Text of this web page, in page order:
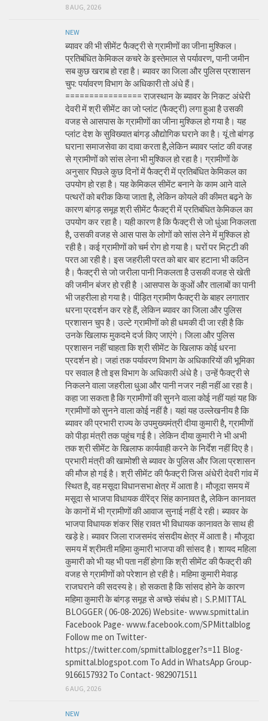
8 AUG, 2026
NEW
ब्यावर की भी सीमेंट फैक्ट्री से ग्रामीणों का जीना मुश्किल।
प्रतिबंधित केमिकल कचरे के इस्तेमाल से पर्यावरण, पानी जमीन
सब कुछ खराब हो रहा है। ब्यावर का जिला और पुलिस प्रशासन
चुप: पर्यावरण विभाग के अधिकारी तो अंधे हैं।
================ राजस्थान के ब्यावर के निकट अंधेरी
देवरी में श्री सीमेंट का जो प्लांट (फैक्ट्री) लगा हुआ है उसकी
वजह से आसपास के ग्रामीणों का जीना मुश्किल हो गया है। यह
प्लांट देश के सुविख्यात बांगड़ औद्योगिक घराने का है। यूं तो बांगड़
घराना समाजसेवा का दावा करता है,लेकिन ब्यावर प्लांट की वजह
से ग्रामीणों को सांस लेना भी मुश्किल हो रहा है। ग्रामीणों के
अनुसार पिछले कुछ दिनों में फैक्ट्री में प्रतिबंधित केमिकल का
उपयोग हो रहा है। यह केमिकल सीमेंट बनाने के काम आने वाले
पत्थरों को बरीक किया जाता है, लेकिन कोयले की कीमत बढ़ने के
कारण बांगड़ समूह श्री सीमेंट फैक्ट्री में प्रतिबंधित केमिकल का
उपयोग कर रहा है। यही कारण है कि फैक्ट्री से जो धुंआ निकलता
है, उसकी वजह से आस पास के लोगों को सांस लेने में मुश्किल हो
रही है। कई ग्रामीणों को चर्म रोग हो गया है। घरों पर मिट्टी की
परत आ रही है। इस जहरीली परत को बार बार हटाना भी कठिन
है। फैक्ट्री से जो जरीला पानी निकलता है उसकी वजह से खेती
की जमीन बंजर हो रही है ।आसपास के कुओं और तालाबों का पानी
भी जहरीला हो गया है। पीड़ित ग्रामीण फैक्ट्री के बाहर लगातार
धरना प्रदर्शन कर रहे हैं, लेकिन ब्यावर का जिला और पुलिस
प्रशासन चुप है। उल्टे ग्रामीणों को ही धमकी दी जा रही है कि
उनके खिलाफ मुकदमे दर्ज किए जाएंगे। जिला और पुलिस
प्रशासन नहीं चाहता कि श्री सीमेंट के खिलाफ कोई धरना
प्रदर्शन हो। जहां तक पर्यावरण विभाग के अधिकारियों की भूमिका
पर सवाल है तो इस विभाग के अधिकारी अंधे है। उन्हें फैक्ट्री से
निकलने वाला जहरीला धुआ और पानी नजर नही नहीं आ रहा है।
कहा जा सकता है कि ग्रामीणों की सुनने वाला कोई नहीं यहां यह कि
ग्रामीणों को सुनने वाला कोई नहीं है। यहां यह उल्लेखनीय है कि
ब्यावर की प्रभारी राज्य के उपमुख्यमंत्री दीया कुमारी है, ग्रामीणों
को पीड़ा मंत्री तक पहुंच गई है। लेकिन दीया कुमारी ने भी अभी
तक श्री सीमेंट के खिलाफ कार्यवाही करने के निर्देश नहीं दिए है।
प्रभारी मंत्री की खामोशी से ब्यावर के पुलिस और जिला प्रशासन
की मौज हो गई है। श्री सीमेंट की फैक्ट्री जिस अंधेरी देवरी गांव में
स्थित है, वह मसूदा विधानसभा क्षेत्र में आता है। मौजूदा समय में
मसूदा से भाजपा विधायक वीरेंद्र सिंह कानावत है, लेकिन कानावत
के कानों में भी ग्रामीणों की आवाज सुनाई नहीं दे रही। ब्यावर के
भाजपा विधायक शंकर सिंह रावत भी विधायक कानावत के साथ ही
खड़े हे। ब्यावर जिला राजसमंद संसदीय क्षेत्र में आता है। मौजूदा
समय में श्रीमती महिमा कुमारी भाजपा की सांसद है। शायद महिला
कुमारी को भी यह भी पता नहीं होगा कि श्री सीमेंट की फैक्ट्री की
वजह से ग्रामीणों को परेशान हो रही है। महिमा कुमारी मेवाड़
राजघराने की सदस्य हे। हो सकता है कि सांसद होने के कारण
महिमा कुमारी के बांगड़ समूह से अच्छे संबंध हो। S.P.MITTAL
BLOGGER ( 06-08-2026) Website- www.spmittal.in
Facebook Page- www.facebook.com/SPMittalblog
Follow me on Twitter-
https://twitter.com/spmittalblogger?s=11 Blog-
spmittal.blogspot.com To Add in WhatsApp Group-
9166157932 To Contact- 9829071511
6 AUG, 2026
NEW